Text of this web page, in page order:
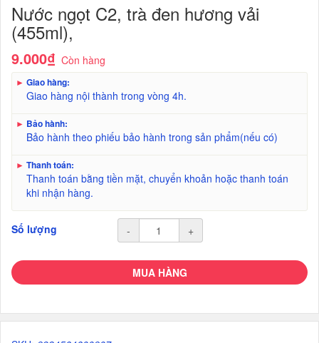
Nước ngọt C2, trà đen hương vải
(455ml),
9.000₫ Còn hàng
► Giao hàng:
Giao hàng nội thành trong vòng 4h.
► Bảo hành:
Bảo hành theo phiếu bảo hành trong sản phẩm(nếu có)
► Thanh toán:
Thanh toán bằng tiền mặt, chuyển khoản hoặc thanh toán
khi nhận hàng.
Số lượng - +
MUA HÀNG